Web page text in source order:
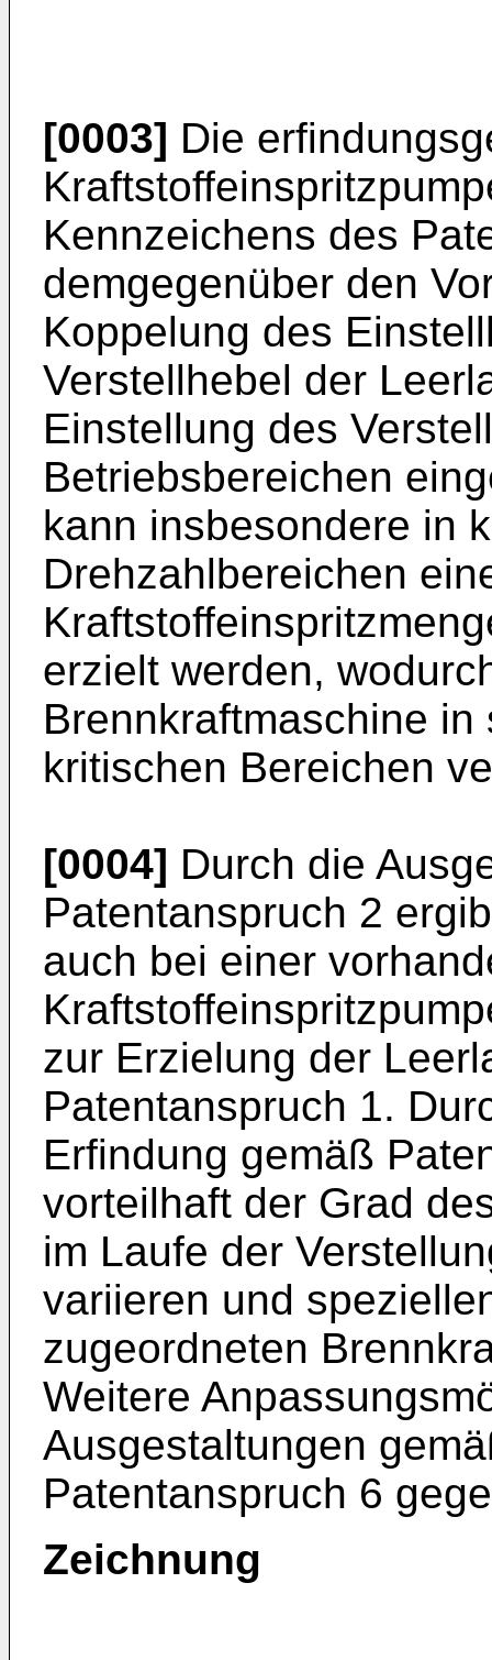
[0003] Die
Kennzeichens des
demgegenüber den
Koppelung des
Verstellhebel der
Einstellung des
Betriebsbereichen
kann insbesondere in
Drehzahlbereichen
erzielt werden,
Brennkraftmaschine
kritischen Bereichen
[0004] Durch die
Patentanspruch 2
auch bei einer
zur Erzielung der
Patentanspruch 1.
Erfindung gemäß
vorteilhaft der Grad
im Laufe der
variieren und
zugeordneten
Weitere
Ausgestaltungen
Patentanspruch 6
Zeichnung